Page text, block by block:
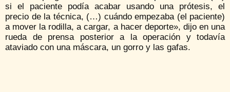
si el paciente podía acabar usando una prótesis, el
precio de la técnica, (…) cuándo empezaba (el paciente)
a mover la rodilla, a cargar, a hacer deporte», dijo en una
rueda de prensa posterior a la operación y todavía
ataviado con una máscara, un gorro y las gafas.